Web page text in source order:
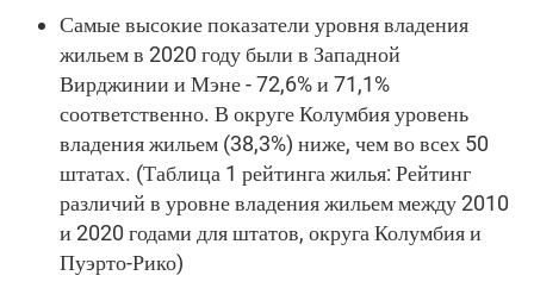
Самые высокие показатели уровня владения
жильем в 2020 году были в Западной
Вирджинии и Мэне - 72,6% и 71,1%
соответственно. В округе Колумбия уровень
владения жильем (38,3%) ниже, чем во всех 50
штатах. (Таблица 1 рейтинга жилья: Рейтинг
различий в уровне владения жильем между 2010
и 2020 годами для штатов, округа Колумбия и
Пуэрто-Рико)